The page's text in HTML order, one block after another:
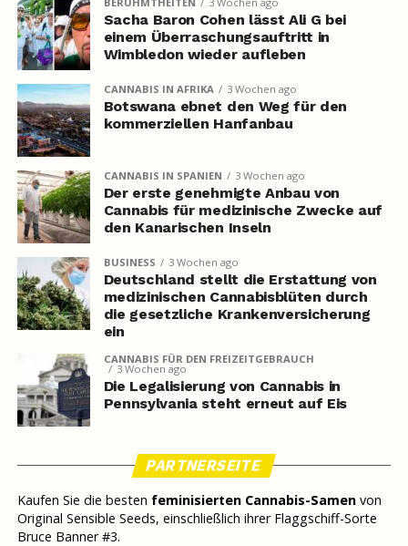
Sacha Baron Cohen lässt Ali G bei
einem Überraschungsauftritt in
Wimbledon wieder aufleben
CANNABIS IN AFRIKA 3 Wochen ago
Botswana ebnet den Weg für den
kommerziellen Hanfanbau
CANNABIS IN SPANIEN 3 Wochen ago
Der erste genehmigte Anbau von
Cannabis für medizinische Zwecke auf
den Kanarischen Inseln
BUSINESS 3 Wochen ago
Deutschland stellt die Erstattung von
medizinischen Cannabisblüten durch
die gesetzliche Krankenversicherung
ein
CANNABIS FÜR DEN FREIZEITGEBRAUCH
3 Wochen ago
Die Legalisierung von Cannabis in
Pennsylvania steht erneut auf Eis
PARTNERSEITE
Kaufen Sie die besten feminisierten Cannabis-Samenvon
Original Sensible Seeds, einschließlich ihrer Flaggschiff-Sorte
Bruce Banner #3.